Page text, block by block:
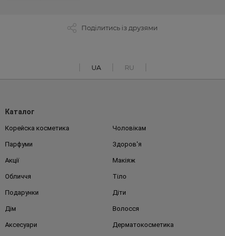
Поділитись із друзями
UA RU
Каталог
Корейска косметика Чоловікам
Парфуми Здоров'я
Акції Макіяж
Обличчя Тіло
Подарунки Діти
Дім Волосся
Аксесуари Дерматокосметика